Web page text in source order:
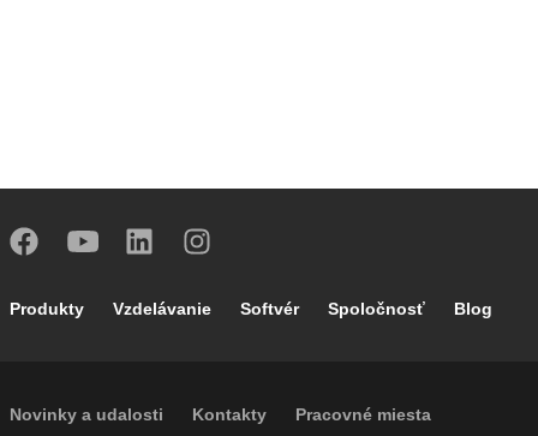
Footer main navigation
Produkty Vzdelávanie Softvér Spoločnosť Blog
Footer secondary navigation
Novinky a udalosti Kontakty Pracovné miesta